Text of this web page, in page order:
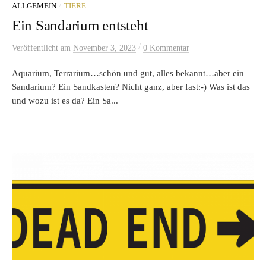
ALLGEMEIN / TIERE
Ein Sandarium entsteht
Veröffentlicht am November 3, 2023 / 0 Kommentar
Aquarium, Terrarium…schön und gut, alles bekannt…aber ein
Sandarium? Ein Sandkasten? Nicht ganz, aber fast:-) Was ist das
und wozu ist es da? Ein Sa...